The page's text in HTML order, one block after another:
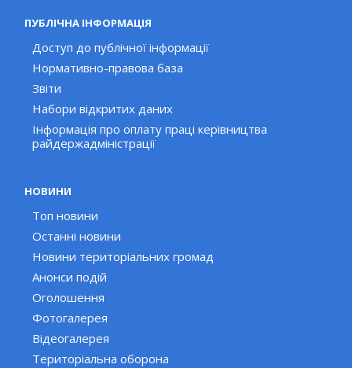
ПУБЛІЧНА ІНФОРМАЦІЯ
Доступ до публічної інформації
Нормативно-правова база
Звіти
Набори відкритих даних
Інформація про оплату праці керівництва
райдержадміністрації
НОВИНИ
Топ новини
Останні новини
Новини територіальних громад
Анонси подій
Оголошення
Фотогалерея
Відеогалерея
Територіальна оборона